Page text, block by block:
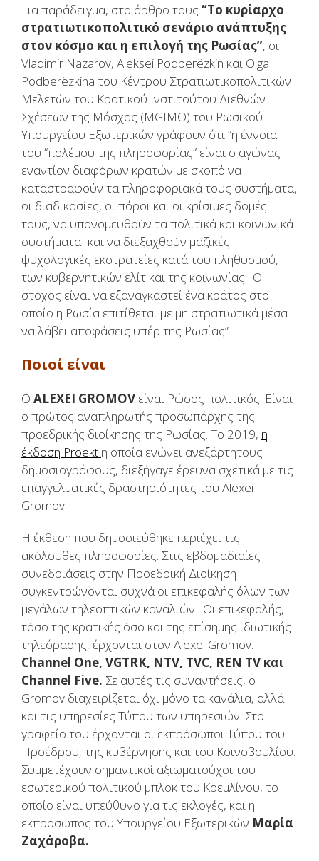
Για παράδειγμα, στο άρθρο τους “Το κυρίαρχο
στρατιωτικοπολιτικό σενάριο ανάπτυξης
στον κόσμο και η επιλογή της Ρωσίας”, οι
Vladimir Nazarov, Aleksei Podberëzkin και Olga
Podberëzkina του Κέντρου Στρατιωτικοπολιτικών
Μελετών του Κρατικού Ινστιτούτου Διεθνών
Σχέσεων της Μόσχας (MGIMO) του Ρωσικού
Υπουργείου Εξωτερικών γράφουν ότι “η έννοια
του “πολέμου της πληροφορίας” είναι ο αγώνας
εναντίον διαφόρων κρατών με σκοπό να
καταστραφούν τα πληροφοριακά τους συστήματα,
οι διαδικασίες, οι πόροι και οι κρίσιμες δομές
τους, να υπονομευθούν τα πολιτικά και κοινωνικά
συστήματα- και να διεξαχθούν μαζικές
ψυχολογικές εκστρατείες κατά του πληθυσμού,
των κυβερνητικών ελίτ και της κοινωνίας. Ο
στόχος είναι να εξαναγκαστεί ένα κράτος στο
οποίο η Ρωσία επιτίθεται με μη στρατιωτικά μέσα
να λάβει αποφάσεις υπέρ της Ρωσίας”.
Ποιοί είναι
Ο ALEXEI GROMOV είναι Ρώσος πολιτικός. Είναι
ο πρώτος αναπληρωτής προσωπάρχης της
προεδρικής διοίκησης της Ρωσίας. Το 2019, η
έκδοση Proekt η οποία ενώνει ανεξάρτητους
δημοσιογράφους, διεξήγαγε έρευνα σχετικά με τις
επαγγελματικές δραστηριότητες του Alexei
Gromov.
Η έκθεση που δημοσιεύθηκε περιέχει τις
ακόλουθες πληροφορίες: Στις εβδομαδιαίες
συνεδριάσεις στην Προεδρική Διοίκηση
συγκεντρώνονται συχνά οι επικεφαλής όλων των
μεγάλων τηλεοπτικών καναλιών. Οι επικεφαλής,
τόσο της κρατικής όσο και της επίσημης ιδιωτικής
τηλεόρασης, έρχονται στον Alexei Gromov:
Channel One, VGTRK, NTV, TVC, REN TV και
Channel Five. Σε αυτές τις συναντήσεις, ο
Gromov διαχειρίζεται όχι μόνο τα κανάλια, αλλά
και τις υπηρεσίες Τύπου των υπηρεσιών. Στο
γραφείο του έρχονται οι εκπρόσωποι Τύπου του
Προέδρου, της κυβέρνησης και του Κοινοβουλίου.
Συμμετέχουν σημαντικοί αξιωματούχοι του
εσωτερικού πολιτικού μπλοκ του Κρεμλίνου, το
οποίο είναι υπεύθυνο για τις εκλογές, και η
εκπρόσωπος του Υπουργείου Εξωτερικών Μαρία
Ζαχάροβα.